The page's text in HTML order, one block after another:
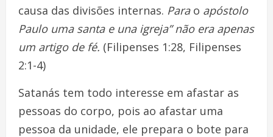
causa das divisões internas. Para o apóstolo
Paulo uma santa e una igreja” não era apenas
um artigo de fé. (Filipenses 1:28, Filipenses
2:1-4)
Satanás tem todo interesse em afastar as
pessoas do corpo, pois ao afastar uma
pessoa da unidade, ele prepara o bote para